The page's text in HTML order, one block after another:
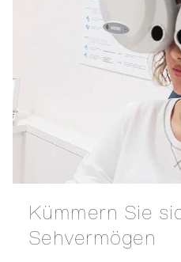
Kümmern Sie sich um Ihr
Sehvermögen